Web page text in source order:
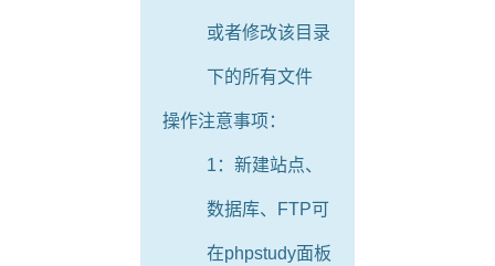
或者修改该目录
下的所有文件
操作注意事项：
1：新建站点、
数据库、FTP可
在phpstudy面板